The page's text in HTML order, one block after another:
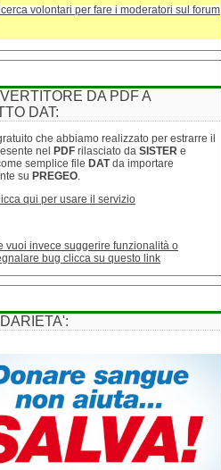
volontari per fare i moderatori sul forum
DA PDF A
DAT:
che abbiamo realizzato per estrarre il
nel
PDF rilasciato da SISTER e
semplice file DATda importare
su PREGEO.
qui per usare il servizio
vuoi invece suggerire funzionalità o
bug clicca su questo link